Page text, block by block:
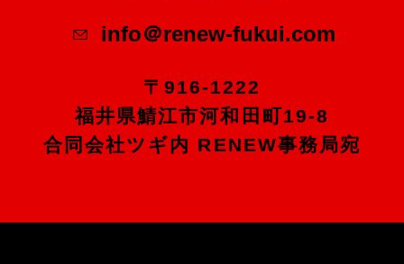
info＠renew-fukui.com
〒916-1222
福井県鯖江市河和田町19-8
合同会社ツギ内 RENEW事務局宛